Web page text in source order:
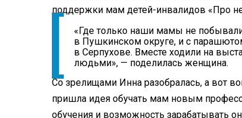
поддержки мам детей-инвалидов «Про
«Где только наши мамы не
в Пушкинском округе, и с
в Серпухове. Вместе ходили на
людьми», — поделилась женщина.
Со зрелищами Инна разобралась, а вот
пришла идея обучать мам новым
обучения и возможность зарабатывать